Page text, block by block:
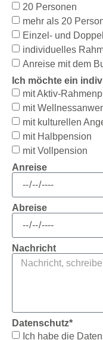
20 Personen
mehr als 20
Einzel- und
individuelles
Anreise mit dem
Ich möchte ein
mit Aktiv-
mit
mit kulturellen
mit Halbpension
mit Vollpension
Anreise
Abreise
Nachricht
Datenschutz*
Ich habe die